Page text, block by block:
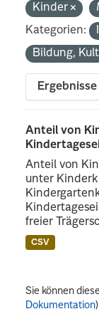
Kinder
Kategorien:
Bildung,
Anteil von
Anteil von
unter
freier
CSV
Sie können
Dokumentation